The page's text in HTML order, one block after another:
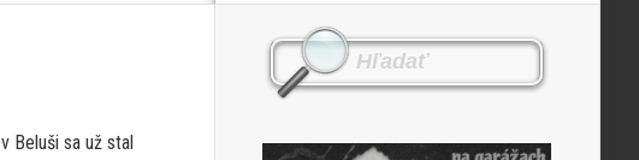
v Beluši sa už stal